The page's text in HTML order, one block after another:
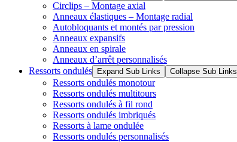
Circlips – Montage axial
Anneaux élastiques – Montage radial
Autobloquants et montés par pression
Anneaux expansifs
Anneaux en spirale
Anneaux d’arrêt personnalisés
Ressorts ondulés
Expand Sub Links Collapse Sub Links
Ressorts ondulés monotour
Ressorts ondulés multitours
Ressorts ondulés à fil rond
Ressorts ondulés imbriqués
Ressorts à lame ondulée
Ressorts ondulés personnalisés